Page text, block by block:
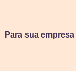
Para sua empresa